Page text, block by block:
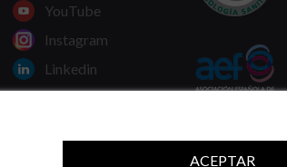
ACEPTAR
YouTube
Instagram
Linkedin